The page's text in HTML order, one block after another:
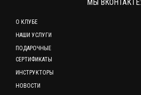
О КЛУБЕ
НАШИ УСЛУГИ
ПОДАРОЧНЫЕ
СЕРТИФИКАТЫ
ИНСТРУКТОРЫ
НОВОСТИ
МЫ ВКОНТАКТЕ: